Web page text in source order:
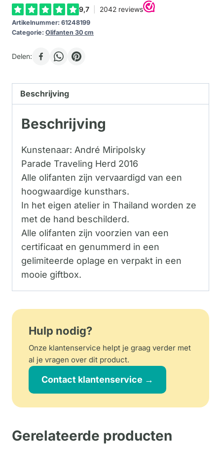
Artikelnummer: 61248199
Categorie: Olifanten 30 cm
Delen:
Beschrijving
Beschrijving
Kunstenaar: André Miripolsky
Parade Traveling Herd 2016
Alle olifanten zijn vervaardigd van een
hoogwaardige kunsthars.
In het eigen atelier in Thailand worden ze
met de hand beschilderd.
Alle olifanten zijn voorzien van een
certificaat en genummerd in een
gelimiteerde oplage en verpakt in een
mooie giftbox.
Hulp nodig?
Onze klantenservice helpt je graag verder met
al je vragen over dit product.
Contact klantenservice →
Gerelateerde producten